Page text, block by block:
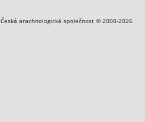
Česká arachnologická společnost © 2008-2026